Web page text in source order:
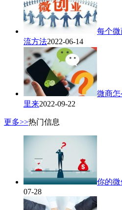
每个微
流方法2022-06-14
微商
里来2022-09-22
更多>>热门信息
你的
07-28